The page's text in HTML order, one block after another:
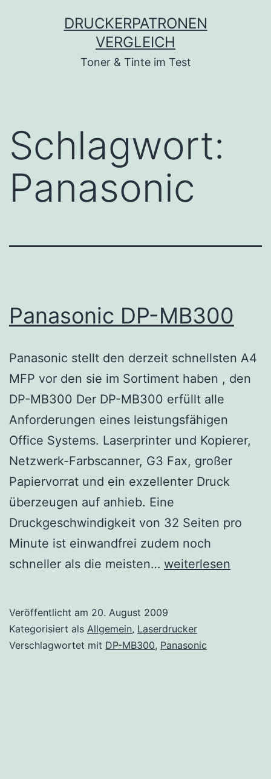
DRUCKERPATRONEN
VERGLEICH
Toner & Tinte im Test
Schlagwort:
Panasonic
Panasonic DP-MB300
Panasonic stellt den derzeit schnellsten A4
MFP vor den sie im Sortiment haben , den
DP-MB300 Der DP-MB300 erfüllt alle
Anforderungen eines leistungsfähigen
Office Systems. Laserprinter und Kopierer,
Netzwerk-Farbscanner, G3 Fax, großer
Papiervorrat und ein exzellenter Druck
überzeugen auf anhieb. Eine
Druckgeschwindigkeit von 32 Seiten pro
Minute ist einwandfrei zudem noch
schneller als die meisten… Panasonic
weiterlesen
Veröffentlicht am 20. August 2009
Kategorisiert als Allgemein, Laserdrucker
Verschlagwortet mit DP-MB300, Panasonic